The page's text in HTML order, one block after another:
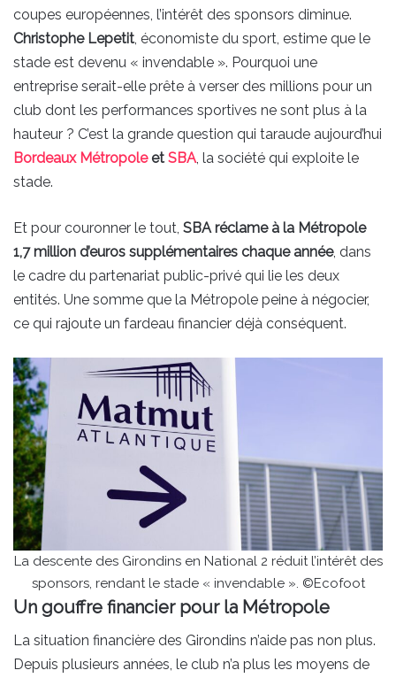
coupes européennes, l’intérêt des sponsors diminue.
Christophe Lepetit, économiste du sport, estime que le
stade est devenu « invendable ». Pourquoi une
entreprise serait-elle prête à verser des millions pour un
club dont les performances sportives ne sont plus à la
hauteur ? C’est la grande question qui taraude aujourd’hui
Bordeaux Métropoleet SBA, la société qui exploite le
stade.
Et pour couronner le tout, SBA réclame à la Métropole
1,7 million d’euros supplémentaires chaque année, dans
le cadre du partenariat public-privé qui lie les deux
entités. Une somme que la Métropole peine à négocier,
ce qui rajoute un fardeau financier déjà conséquent.
La descente des Girondins en National 2 réduit l’intérêt des
sponsors, rendant le stade « invendable ». ©Ecofoot
Un gouffre financier pour la Métropole
La situation financière des Girondins n’aide pas non plus.
Depuis plusieurs années, le club n’a plus les moyens de